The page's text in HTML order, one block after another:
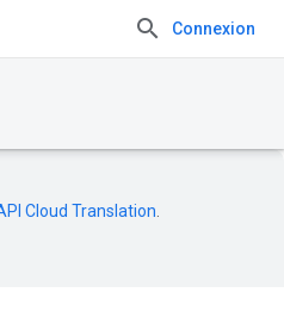
Connexion
Cloud Translation